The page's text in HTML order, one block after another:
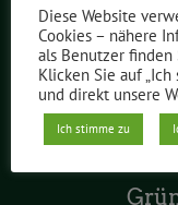
Diese Website
Cookies – nähere
als Benutzer finden
Klicken Sie auf
und direkt unsere
Ich stimme zu